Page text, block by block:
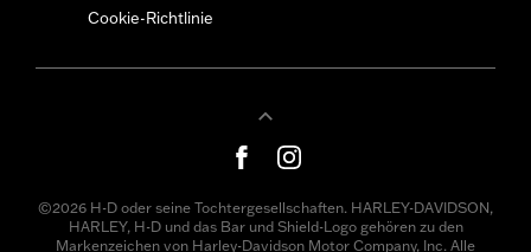
Cookie-Richtlinie
©2026 H-D oder seine Tochtergesellschaften. HARLEY-DAVIDSON,
HARLEY, H-D und das Bar und Shield-Logo gehören zu den
Markenzeichen von Harley-Davidson Motor Company, Inc. Alle